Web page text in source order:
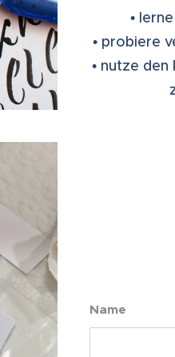
•
• probiere
• nutze den
Name